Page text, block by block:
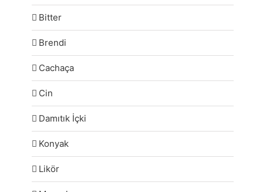
Bitter
Brendi
Cachaça
Cin
Damıtık İçki
Konyak
Likör